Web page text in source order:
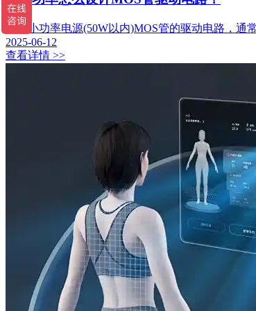
对于小功率电源(50W以内)MOS管的驱动电路，
2025-06-12
查看详情 >>